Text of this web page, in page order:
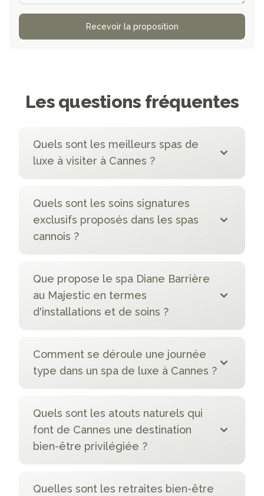
Recevoir la proposition
Les questions fréquentes
Quels sont les meilleurs spas de
luxe à visiter à Cannes ?
Quels sont les soins signatures
exclusifs proposés dans les spas
cannois ?
Que propose le spa Diane Barrière
au Majestic en termes
d'installations et de soins ?
Comment se déroule une journée
type dans un spa de luxe à Cannes ?
Quels sont les atouts naturels qui
font de Cannes une destination
bien-être privilégiée ?
Quelles sont les retraites bien-être